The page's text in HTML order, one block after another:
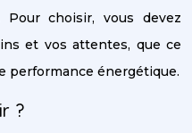
Pour choisir, vous devez
et vos attentes, que ce
performance énergétique.
?